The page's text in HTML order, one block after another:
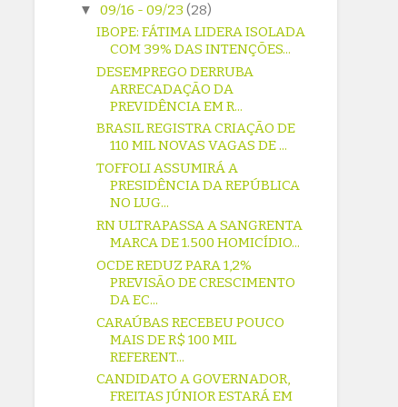
▼ 09/16 - 09/23 (28)
IBOPE: FÁTIMA LIDERA ISOLADA
COM 39% DAS INTENÇÕES...
DESEMPREGO DERRUBA
ARRECADAÇÃO DA
PREVIDÊNCIA EM R...
BRASIL REGISTRA CRIAÇÃO DE
110 MIL NOVAS VAGAS DE ...
TOFFOLI ASSUMIRÁ A
PRESIDÊNCIA DA REPÚBLICA
NO LUG...
RN ULTRAPASSA A SANGRENTA
MARCA DE 1.500 HOMICÍDIO...
OCDE REDUZ PARA 1,2%
PREVISÃO DE CRESCIMENTO
DA EC...
CARAÚBAS RECEBEU POUCO
MAIS DE R$ 100 MIL
REFERENT...
CANDIDATO A GOVERNADOR,
FREITAS JÚNIOR ESTARÁ EM